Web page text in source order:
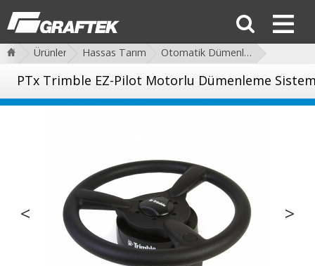
Ürünler Hassas Tarım Otomatik Dümenleme
PTx Trimble EZ-Pilot Motorlu Dümenleme
< >